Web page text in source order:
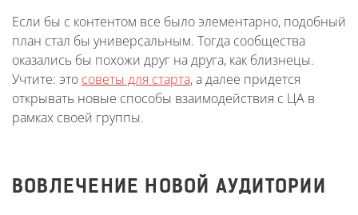
Если бы с контентом все было элементарно, подобный
план стал бы универсальным. Тогда сообщества
оказались бы похожи друг на друга, как близнецы.
Учтите: это советы для старта, а далее придется
открывать новые способы взаимодействия с ЦА в
рамках своей группы.
ВОВЛЕЧЕНИЕ НОВОЙ АУДИТОРИИ